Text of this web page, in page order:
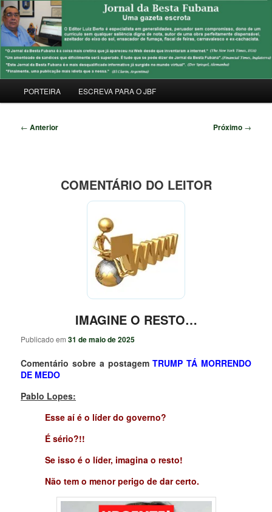
Pular
para
o
conteúdo
principalJORNAL DA BESTA FUBANA
Uma Gazeta Escrota
principal
PORTEIRA ESCREVA PARA O JBF
Navegação
← Anterior Próximo →
COMENTÁRIO DO LEITOR
IMAGINE O RESTO…
Publicado em31 de maio de 2025
Comentário sobre a postagemTRUMP TÁ MORRENDO
DE MEDO
Pablo Lopes:
Esse aí é o líder do governo?
É sério?!!
Se isso é o líder, imagina o resto!
Não tem o menor perigo de dar certo.